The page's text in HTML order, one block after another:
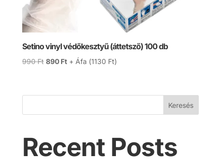
Setino vinyl védőkesztyű (áttetsző) 100 db
990Ft Original
990 Ft.
890 FtCurrent
890 Ft.
+ Áfa (1130 Ft)
Keresés
Recent Posts